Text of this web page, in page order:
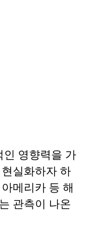
인 영향력을 가
실화하자 하
메리카 등 해
관측이 나온